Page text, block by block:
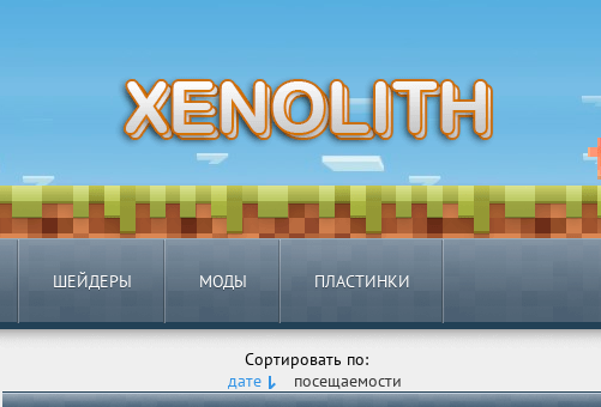
ШЕЙДЕРЫ МОДЫ ПЛАСТИНКИ
Сортировать по:
дате
посещаемости